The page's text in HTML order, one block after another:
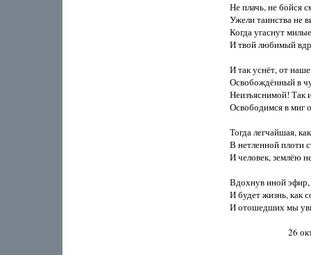
Не плачь, не бойся
Ужели таинства не
Когда угаснут
И твой любимый
И так уснёт, от
Освобождённый в
Неизъяснимой! Так
Освободимся в миг
Тогда легчайшая,
В нетленной плоти
И человек, землёю
Вдохнув иной эфир,
И будет жизнь, как
И отошедших мы